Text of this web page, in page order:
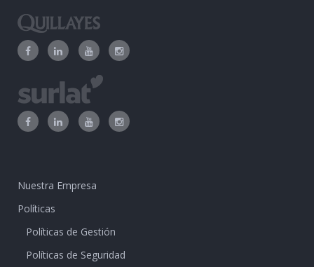
Nuestra Empresa
Políticas
Políticas de Gestión
Políticas de Seguridad